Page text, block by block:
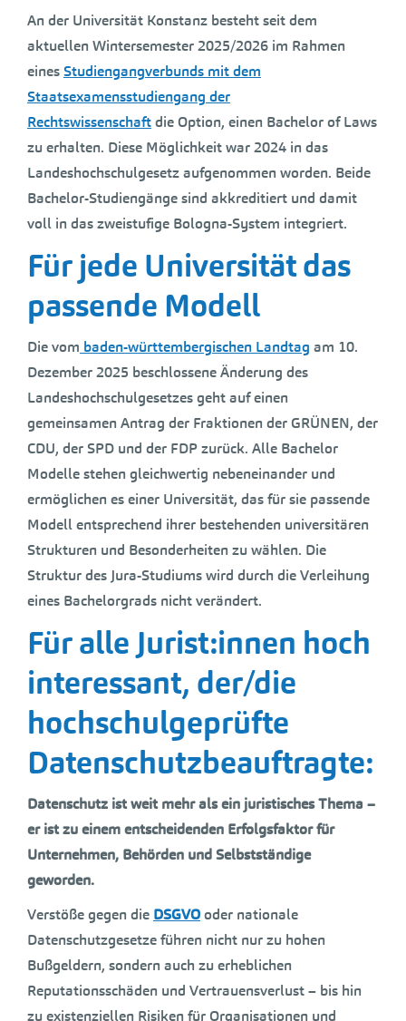
An der Universität Konstanz besteht seit dem
aktuellen Wintersemester 2025/2026 im Rahmen
einesStudiengangverbunds mit dem
Staatsexamensstudiengang der
Rechtswissenschaftdie Option, einen Bachelor of Laws
zu erhalten. Diese Möglichkeit war 2024 in das
Landeshochschulgesetz aufgenommen worden. Beide
Bachelor-Studiengänge sind akkreditiert und damit
voll in das zweistufige Bologna-System integriert.
Für jede Universität das
passende Modell
Die vom baden-württembergischen Landtag am 10.
Dezember 2025 beschlossene Änderung des
Landeshochschulgesetzes geht auf einen
gemeinsamen Antrag der Fraktionen der GRÜNEN, der
CDU, der SPD und der FDP zurück. Alle Bachelor
Modelle stehen gleichwertig nebeneinander und
ermöglichen es einer Universität, das für sie passende
Modell entsprechend ihrer bestehenden universitären
Strukturen und Besonderheiten zu wählen. Die
Struktur des Jura-Studiums wird durch die Verleihung
eines Bachelorgrads nicht verändert.
Für alle Jurist:innen hoch
interessant, der/die
hochschulgeprüfte
Datenschutzbeauftragte:
Datenschutz ist weit mehr als ein juristisches Thema –
er ist zu einem entscheidenden Erfolgsfaktor für
Unternehmen, Behörden und Selbstständige
geworden.
Verstöße gegen die DSGVOoder nationale
Datenschutzgesetze führen nicht nur zu hohen
Bußgeldern, sondern auch zu erheblichen
Reputationsschäden und Vertrauensverlust – bis hin
zu existenziellen Risiken für Organisationen und